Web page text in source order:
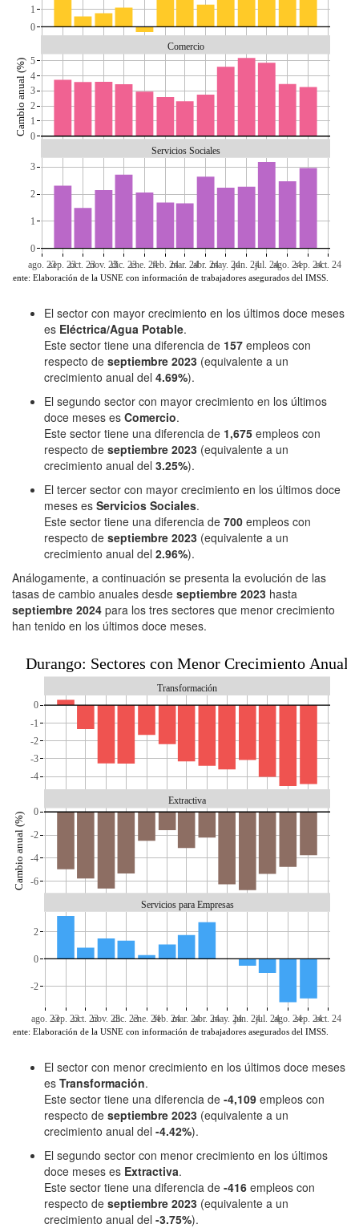
0
1
0
1
2
3
4
5
ago. 23sep. 23oct. 23nov. 23dic. 23ene. 24feb. 24mar. 24abr. 24may. 24jun. 24jul. 24ago. 24sep. 24oct. 24
0
1
2
3
Cambio anual (%)
Comercio
Servicios Sociales
Fuente: Elaboración de la USNE con información de trabajadores asegurados del IMSS.
El sector con mayor crecimiento en los últimos doce meses
es Eléctrica/Agua Potable.
Este sector tiene una diferencia de 157 empleos con
respecto de septiembre 2023 (equivalente a un
crecimiento anual del 4.69%).
El segundo sector con mayor crecimiento en los últimos
doce meses es Comercio.
Este sector tiene una diferencia de 1,675 empleos con
respecto de septiembre 2023 (equivalente a un
crecimiento anual del 3.25%).
El tercer sector con mayor crecimiento en los últimos doce
meses es Servicios Sociales.
Este sector tiene una diferencia de 700 empleos con
respecto de septiembre 2023 (equivalente a un
crecimiento anual del 2.96%).
Análogamente, a continuación se presenta la evolución de las
tasas de cambio anuales desde septiembre 2023 hasta
septiembre 2024 para los tres sectores que menor crecimiento
han tenido en los últimos doce meses.
-4
-3
-2
-1
0
-6
-4
-2
0
ago. 23sep. 23oct. 23nov. 23dic. 23ene. 24feb. 24mar. 24abr. 24may. 24jun. 24jul. 24ago. 24sep. 24oct. 24
-2
0
2
Durango: Sectores con Menor Crecimiento Anual
Cambio anual (%)
Transformación
Extractiva
Servicios para Empresas
Fuente: Elaboración de la USNE con información de trabajadores asegurados del IMSS.
El sector con menor crecimiento en los últimos doce meses
es Transformación.
Este sector tiene una diferencia de -4,109 empleos con
respecto de septiembre 2023 (equivalente a un
crecimiento anual del -4.42%).
El segundo sector con menor crecimiento en los últimos
doce meses es Extractiva.
Este sector tiene una diferencia de -416 empleos con
respecto de septiembre 2023 (equivalente a un
crecimiento anual del -3.75%).